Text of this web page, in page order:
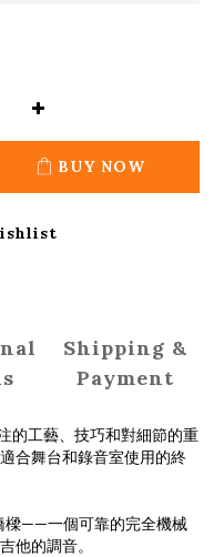
BUY NOW
Shipping &
Payment
的工藝、技巧和對細節的重
合舞台和錄音室使用的終
樑——一個可靠的完全機械
他的調音。